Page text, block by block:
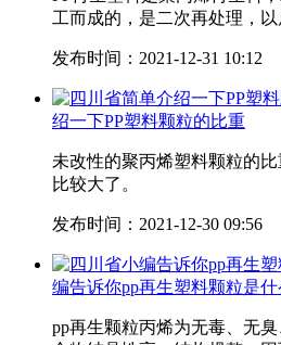
工而成的，是二次再处理，以
发布时间：2021-12-31 10:12
绍一下PP塑料颗粒的比重
未改性的聚丙烯塑料颗粒的
比较大了。
发布时间：2021-12-30 09:56
编告诉你pp再生塑料颗粒是什
pp再生颗粒丙烯为无毒、无